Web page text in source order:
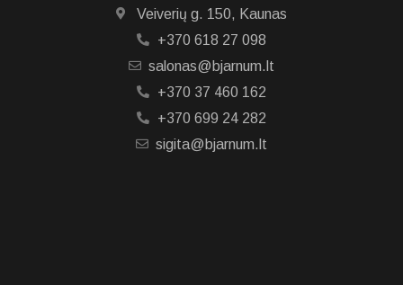
Veiverių g. 150, Kaunas
+370 618 27 098
salonas@bjarnum.lt
+370 37 460 162
+370 699 24 282
sigita@bjarnum.lt